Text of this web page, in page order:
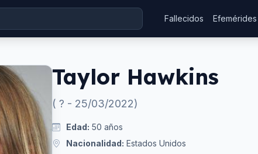
Fallecidos Efemérides
Taylor Hawkins
( ? - 25/03/2022)
Edad: 50 años
Nacionalidad: Estados Unidos